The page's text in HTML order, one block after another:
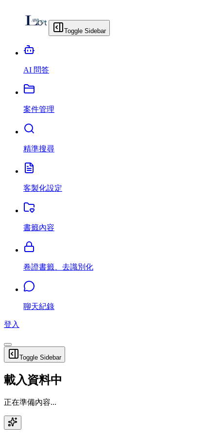
Toggle Sidebar
AI 問答
案件管理
精準搜尋
客製化設定
書籤內容
卷證書籤、去識別化
聊天紀錄
登入
Toggle Sidebar
載入資料中
正在準備內容...